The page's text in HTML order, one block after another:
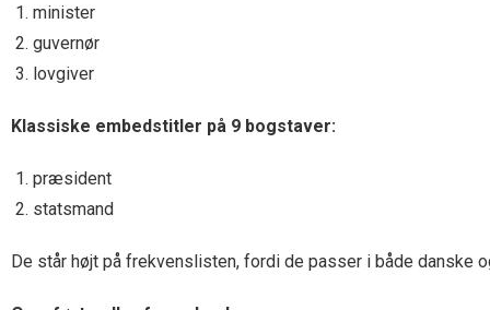
minister
guvernør
lovgiver
Klassiske embedstitler på 9 bogstaver:
præsident
statsmand
De står højt på frekvenslisten, fordi de passer i både